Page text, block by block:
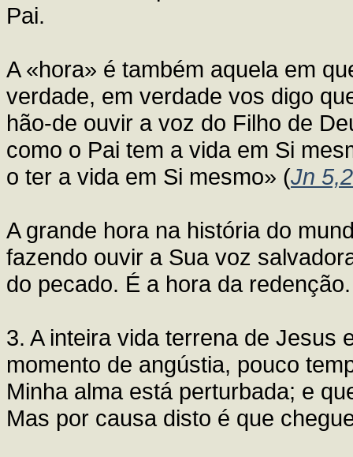
Pai.
A «hora» é também aquela em
verdade, em verdade vos digo
hão-de ouvir a voz do Filho de
como o Pai tem a vida em Si
o ter a vida em Si mesmo» (Jn
A grande hora na história do
fazendo ouvir a Sua voz
do pecado. É a hora da redenção.
3. A inteira vida terrena de Jesus
momento de angústia, pouco
Minha alma está perturbada; e
Mas por causa disto é que